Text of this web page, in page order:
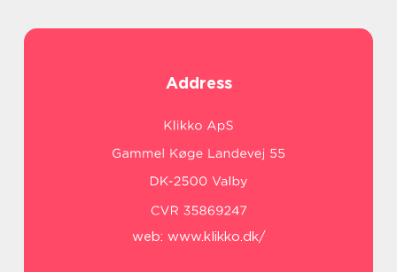
Address
web: www.klikko.dk/